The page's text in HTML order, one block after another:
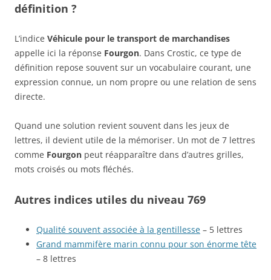
définition ?
L’indice Véhicule pour le transport de marchandises
appelle ici la réponse Fourgon. Dans Crostic, ce type de
définition repose souvent sur un vocabulaire courant, une
expression connue, un nom propre ou une relation de sens
directe.
Quand une solution revient souvent dans les jeux de
lettres, il devient utile de la mémoriser. Un mot de 7 lettres
comme Fourgon peut réapparaître dans d’autres grilles,
mots croisés ou mots fléchés.
Autres indices utiles du niveau 769
Qualité souvent associée à la gentillesse – 5 lettres
Grand mammifère marin connu pour son énorme tête
– 8 lettres